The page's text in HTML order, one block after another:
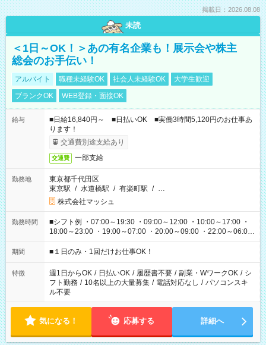
掲載日：2026.08.08
未読
＜1日～OK！＞あの有名企業も！展示会や株主
総会のお手伝い！
アルバイト 職種未経験OK 社会人未経験OK
大学生歓迎
ブランクOK
WEB登録・面接OK
給与
■日給16,840円～ ■日払いOK ■実働3時間5,120円のお仕事あ
ります！
交通費別途支給あり
交通費 一部支給
勤務地
東京都千代田区
東京駅 / 水道橋駅 / 有楽町駅 / …
株式会社マッシュ
勤務時間
■シフト例 ・07:00～19:30 ・09:00～12:00 ・10:00～17:00 ・
18:00～23:00 ・19:00～07:00 ・20:00～09:00 ・22:00～06:00
etc ★最短で3時間で5,120円のお仕事から 15時間で2万円近く稼
げるお仕事も！ ご希望のお時間に合わせてご紹介！ ※シフトは
ください！
期間 ■１日のみ・1回だけお仕事OK！
特徴 週1日からOK / 日払いOK / 履歴書不要 / 副業・WワークOK / シ
フト勤務 / 10名以上の大量募集 / 電話対応なし / パソコンスキ
ル不要
気になる！ 応募する 詳細へ